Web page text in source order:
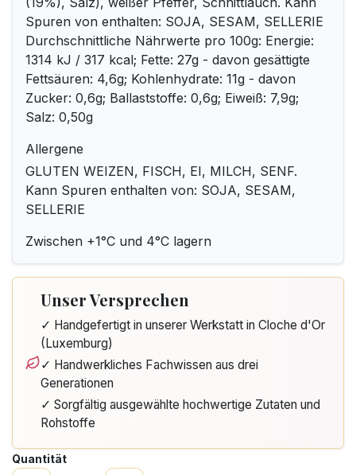
Spuren von enthalten: SOJA, SESAM, SELLERIE
Durchschnittliche Nährwerte pro 100g: Energie:
1314 kJ / 317 kcal; Fette: 27g - davon gesättigte
Fettsäuren: 4,6g; Kohlenhydrate: 11g - davon
Zucker: 0,6g; Ballaststoffe: 0,6g; Eiweiß: 7,9g;
Salz: 0,50g
Allergene
GLUTEN WEIZEN, FISCH, EI, MILCH, SENF.
Kann Spuren enthalten von: SOJA, SESAM,
SELLERIE
Zwischen +1°C und 4°C lagern
Unser Versprechen
✓ Handgefertigt in unserer Werkstatt in Cloche d'Or
(Luxemburg)
✓ Handwerkliches Fachwissen aus drei
Generationen
✓ Sorgfältig ausgewählte hochwertige Zutaten und
Rohstoffe
Quantität